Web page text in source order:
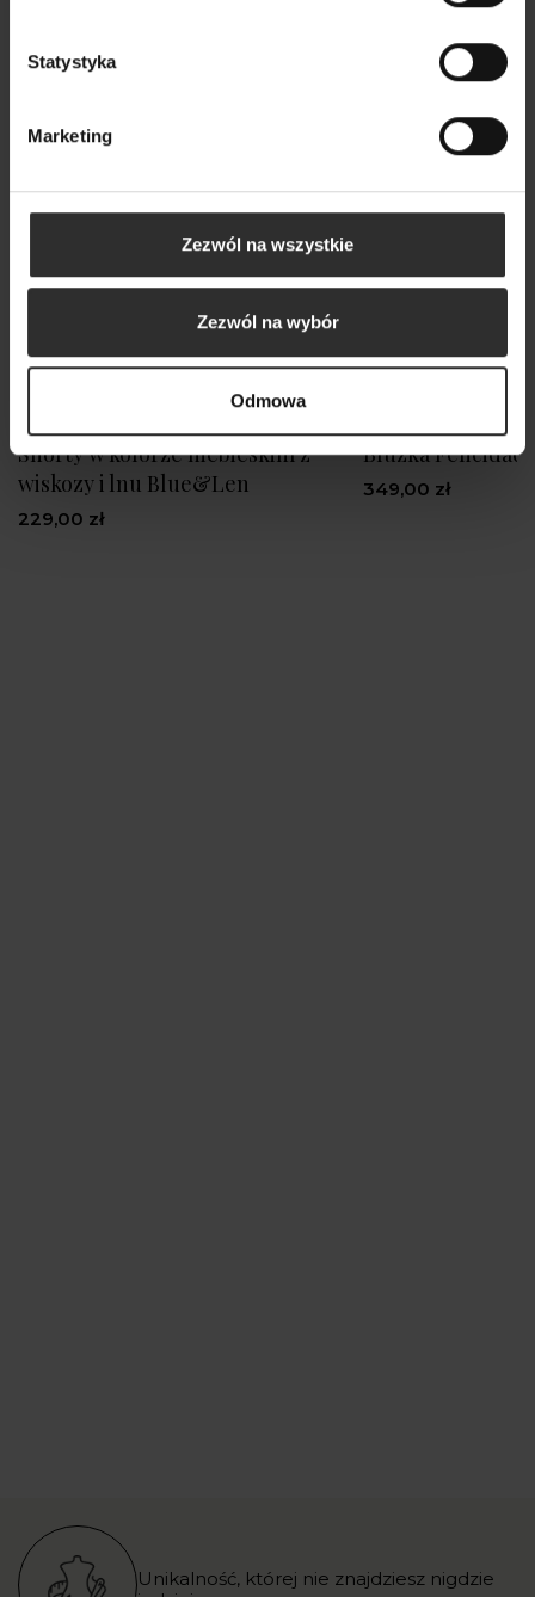
Statystyka
Marketing
Zezwól na wszystkie
Zezwól na wybór
Odmowa
Shorty w kolorze niebieskim z
wiskozy i lnu Blue&Len
229,00 zł
Bluzka Felicidad
349,00 zł
Unikalność, której nie znajdziesz nigdzie